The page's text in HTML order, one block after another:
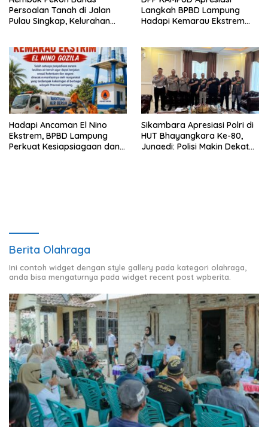
Persoalan Tanah di Jalan
Pulau Singkap, Kelurahan
Langkah BPBD Lampung
Hadapi Kemarau Ekstrem
Hadapi Ancaman El Nino
Ekstrem, BPBD Lampung
Perkuat Kesiapsiagaan dan
Sikambara Apresiasi Polri di
HUT Bhayangkara Ke-80,
Junaedi: Polisi Makin Dekat
Berita Olahraga
Ini contoh widget dengan style gallery pada kategori olahraga,
anda bisa mengaturnya pada widget recent post wpberita.